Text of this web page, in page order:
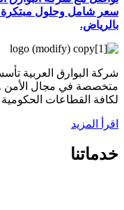
سعر شامل وحلول مبتكرة
بالرياض.
متخصصة في مجال الأمن
لكافة القطاعات
اقرأ المزيد
خدماتنا